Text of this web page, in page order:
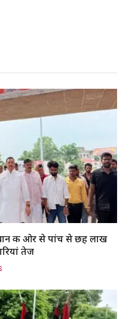
की ओर से पांच से छह लाख
तेज